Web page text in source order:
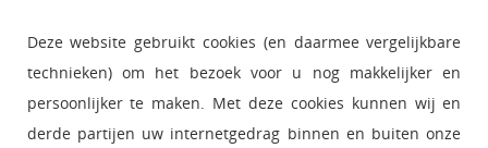
Deze website gebruikt cookies (en daarmee vergelijkbare
technieken) om het bezoek voor u nog makkelijker en
persoonlijker te maken. Met deze cookies kunnen wij en
derde partijen uw internetgedrag binnen en buiten onze